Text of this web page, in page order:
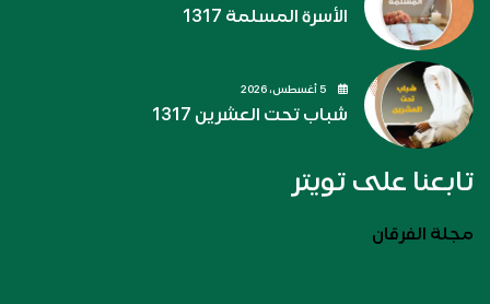
الأسرة المسلمة 1317
شباب تحت العشرين 1317
تابعنا على تويتر
مجلة الفرقان